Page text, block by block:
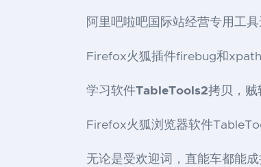
阿里吧啦吧国际站经营专用工
Firefox火狐插件firebug和
学习软件TableTools2拷贝，贼
Firefox火狐浏览器软件
无论是受欢迎词，直能车都能成